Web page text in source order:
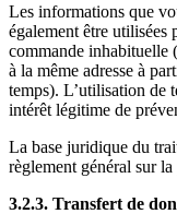
Les informations que
également être utilisées
commande inhabituelle
à la même adresse à
temps). L’utilisation de
intérêt légitime de
La base juridique du
règlement général sur
3.2.3. Transfert de